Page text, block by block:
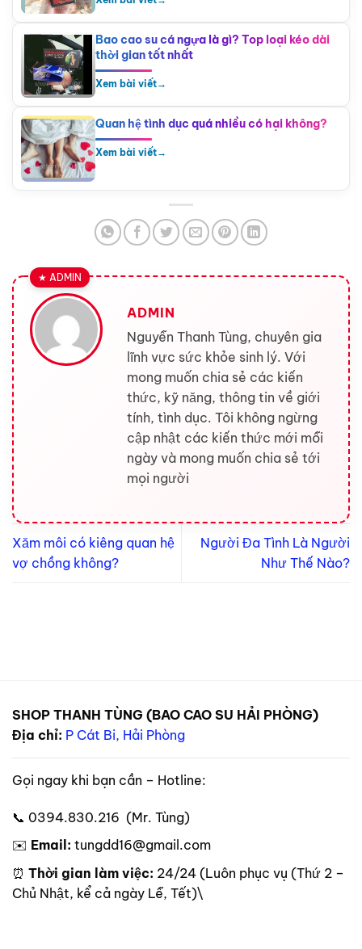
Bao cao su cá ngựa là gì? Top loại kéo dài
thời gian tốt nhất
Xem bài viết→
Quan hệ tình dục quá nhiều có hại không?
Xem bài viết→
ADMIN
Nguyễn Thanh Tùng, chuyên gia
lĩnh vực sức khỏe sinh lý. Với
mong muốn chia sẻ các kiến
thức, kỹ năng, thông tin về giới
tính, tình dục. Tôi không ngừng
cập nhật các kiến thức mới mỗi
ngày và mong muốn chia sẻ tới
mọi người
Xăm môi có kiêng quan hệ
vợ chồng không?
Người Đa Tình Là Người
Như Thế Nào?
SHOP THANH TÙNG (BAO CAO SU HẢI PHÒNG)
Địa chỉ: P Cát Bi, Hải Phòng
Gọi ngay khi bạn cần – Hotline:
📞 0394.830.216 (Mr. Tùng)
✉️ Email: tungdd16@gmail.com
⏰ Thời gian làm việc: 24/24 (Luôn phục vụ (Thứ 2 –
Chủ Nhật, kể cả ngày Lễ, Tết)\